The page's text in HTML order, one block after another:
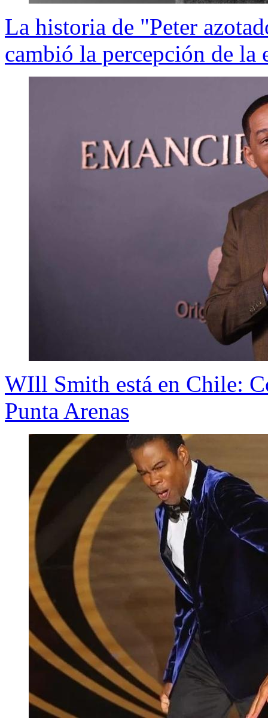
La historia de "Peter
cambió la percepción de la
WIll Smith está en Chile:
Punta Arenas